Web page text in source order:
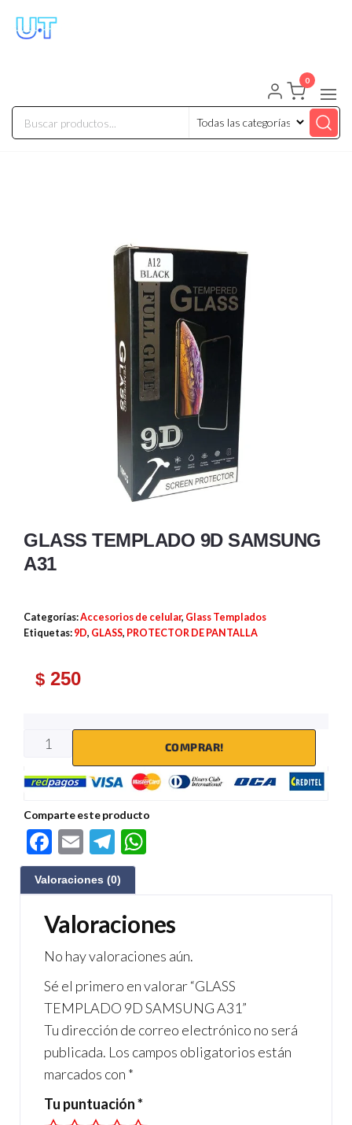
0
GLASS TEMPLADO 9D SAMSUNG
A31
Categorías:Accesorios de celular, Glass Templados
Etiquetas: 9D, GLASS, PROTECTOR DE PANTALLA
$ 250
COMPRAR!
Comparte este producto
F
ac
e
b
o
o
k
E
m
ail
Te
le
gr
a
m
s
A
p
p
Valoraciones (0)
Valoraciones
No hay valoraciones aún.
Sé el primero en valorar “GLASS
TEMPLADO 9D SAMSUNG A31”
Tu dirección de correo electrónico no será
publicada. Los campos obligatorios están
marcados con *
Tu puntuación*